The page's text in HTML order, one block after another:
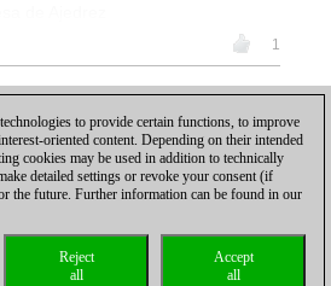
1
|Para contactar Cookies Management
Compliance Hotline
to provide certain functions, to improve
oriented content. Depending on their intended
cookies may be used in addition to technically
detailed settings or revoke your consent (if
the future. Further information can be found in our
Accept
all
Reject
all